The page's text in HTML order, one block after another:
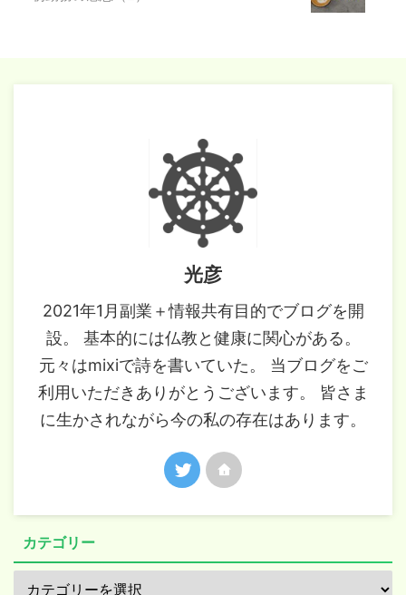
光彦
2021年1月副業＋情報共有目的でブログを開
設。 基本的には仏教と健康に関心がある。
元々はmixiで詩を書いていた。 当ブログをご
利用いただきありがとうございます。 皆さま
に生かされながら今の私の存在はあります。
カテゴリー